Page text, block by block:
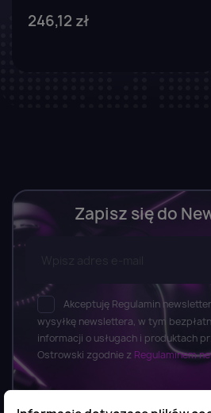
246,12 zł
Zapisz się do
Akceptuję Regulamin
wysyłkę newslettera, w tym
informacji o usługach i produktach
Ostrowski zgodnie z Regulaminem